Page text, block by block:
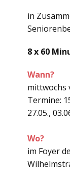
in
8 x 60
Wann?
mittwochs
Termine:
27.05.,
Wo?
im Foyer